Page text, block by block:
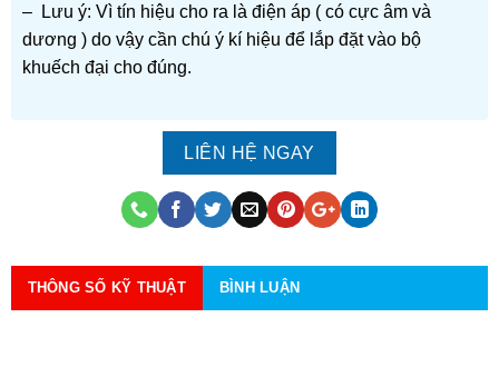
– Lưu ý: Vì tín hiệu cho ra là điện áp ( có cực âm và
dương ) do vậy cần chú ý kí hiệu để lắp đặt vào bộ
khuếch đại cho đúng.
LIÊN HỆ NGAY
THÔNG SỐ KỸ THUẬT BÌNH LUẬN